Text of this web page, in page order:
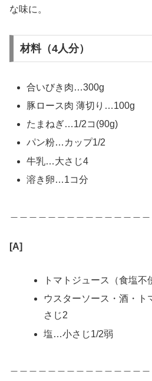
な味に。
材料（4人分）
合いびき肉…300g
豚ロース肉 薄切り…100g
たまねぎ…1/2コ(90g)
パン粉…カップ1/2
牛乳…大さじ4
溶き卵…1コ分
[A]
トマトジュース（食塩
ウスターソース・酒・
さじ2
塩…小さじ1/2弱